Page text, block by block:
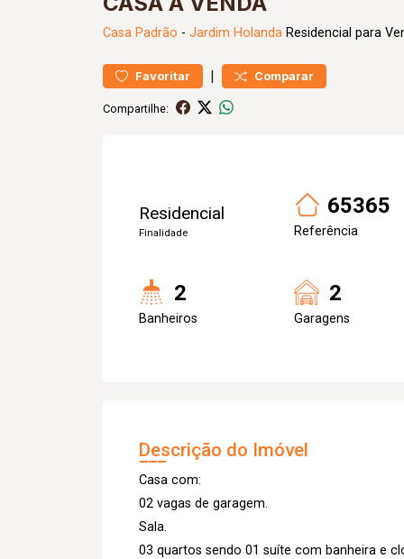
Casa Padrão - Jardim Holanda Residencial para
Favoritar | Comparar
Compartilhe:
Residencial
Finalidade
65365
Referência
2
Banheiros
2
Garagens
Descrição do Imóvel
Casa com:
02 vagas de garagem.
Sala.
03 quartos sendo 01 suíte com banheira e